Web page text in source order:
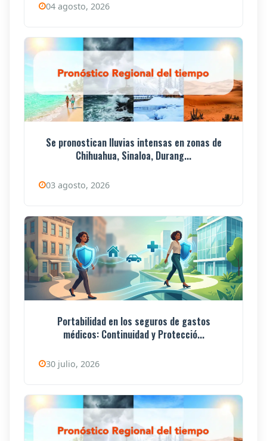
04 agosto, 2026
Se pronostican lluvias intensas en zonas de
Chihuahua, Sinaloa, Durang...
03 agosto, 2026
Portabilidad en los seguros de gastos
médicos: Continuidad y Protecció...
30 julio, 2026